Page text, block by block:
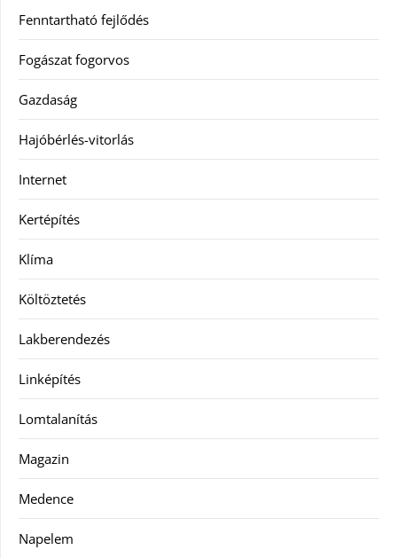
Fenntartható fejlődés
Fogászat fogorvos
Gazdaság
Hajóbérlés-vitorlás
Internet
Kertépítés
Klíma
Költöztetés
Lakberendezés
Linképítés
Lomtalanítás
Magazin
Medence
Napelem